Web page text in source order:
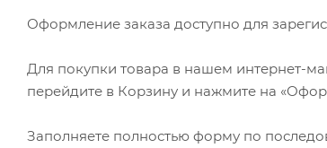
Оформление заказа доступно для
Для покупки товара в нашем интернет-
перейдите в Корзину и нажмите на
Заполняете полностью форму по